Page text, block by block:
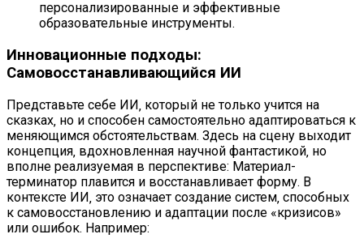
персонализированные и эффективные
образовательные инструменты.
Инновационные подходы:
Самовосстанавливающийся ИИ
Представьте себе ИИ‚ который не только учится на
сказках‚ но и способен самостоятельно адаптироваться к
меняющимся обстоятельствам. Здесь на сцену выходит
концепция‚ вдохновленная научной фантастикой‚ но
вполне реализуемая в перспективе: Материал-
терминатор плавится и восстанавливает форму. В
контексте ИИ‚ это означает создание систем‚ способных
к самовосстановлению и адаптации после «кризисов»
или ошибок. Например: